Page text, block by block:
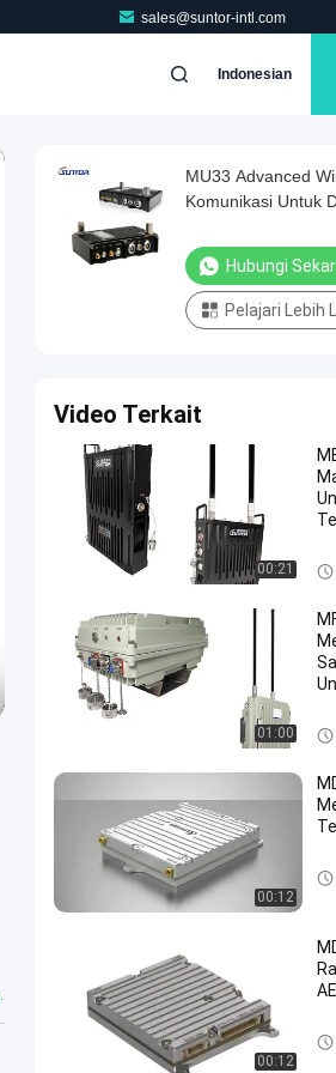
sales@suntor-intl.com
Indonesian
MU33 Advanced
Komunikasi Untuk
Hubungi
Pelajari Lebih
Video Terkait
00:21
01:00
00:12
00:12